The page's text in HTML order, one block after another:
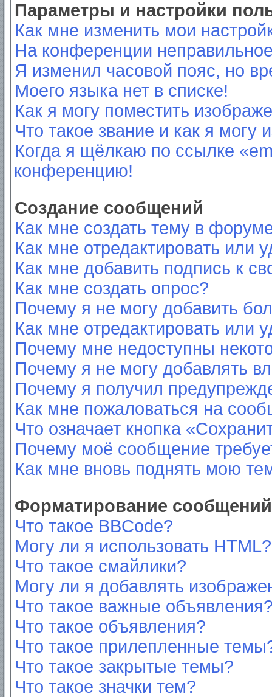
Параметры и настройки
Как мне изменить мои
На конференции
Я изменил часовой пояс, но
Моего языка нет в списке!
Как я могу поместить
Что такое звание и как я могу
Когда я щёлкаю по ссылке
конференцию!
Создание сообщений
Как мне создать тему в
Как мне отредактировать или
Как мне добавить подпись к
Как мне создать опрос?
Почему я не могу добавить
Как мне отредактировать или
Почему мне недоступны
Почему я не могу добавлять
Почему я получил
Как мне пожаловаться на
Что означает кнопка
Почему моё сообщение
Как мне вновь поднять мою
Форматирование
Что такое BBCode?
Могу ли я использовать HTML?
Что такое смайлики?
Могу ли я добавлять
Что такое важные
Что такое объявления?
Что такое прилепленные
Что такое закрытые темы?
Что такое значки тем?